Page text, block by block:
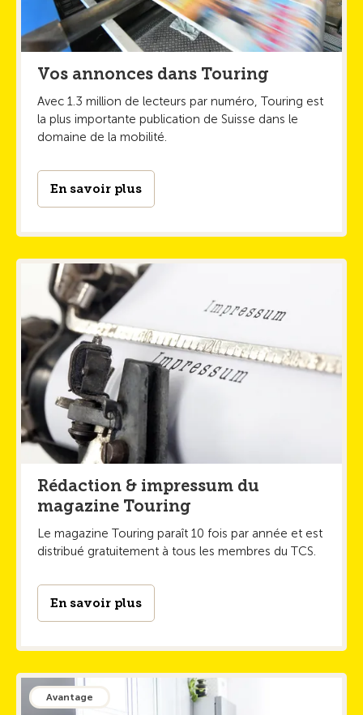
Vos annonces dans Touring
Avec 1.3 million de lecteurs par numéro, Touring est
la plus importante publication de Suisse dans le
domaine de la mobilité.
En savoir plus
Rédaction & impressum du
magazine Touring
Le magazine Touring paraît 10 fois par année et est
distribué gratuitement à tous les membres du TCS.
En savoir plus
Avantage